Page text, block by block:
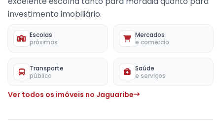
investimento imobiliário.
Escolas
próximas
Mercados
e comércio
Transporte
público
Saúde
e serviços
Ver todos os imóveis no Jaguaribe